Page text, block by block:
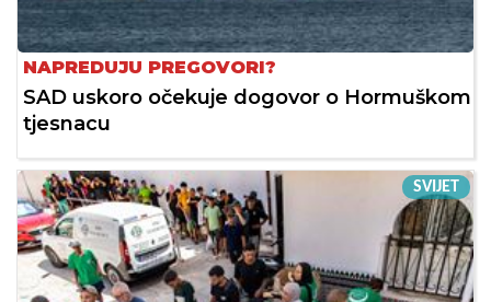
NAPREDUJU PREGOVORI?
SAD uskoro očekuje dogovor o Hormuškom
tjesnacu
SVIJET